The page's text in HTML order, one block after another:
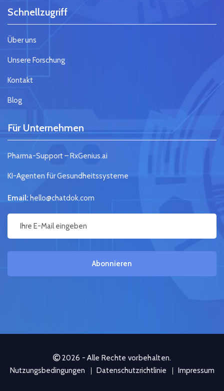
Schnellzugriff
Über uns
Unsere Forschung
Kontakt
Blog
Für Unternehmen
Pharma-Support – RxGenius.ai
KI-Agenten für Gesundheitssysteme
Email: hello@chatdok.com
Abonnieren
2026 - Alle Rechte vorbehalten.
Nutzungsbedingungen
Datenschutzrichtlinie Impressum